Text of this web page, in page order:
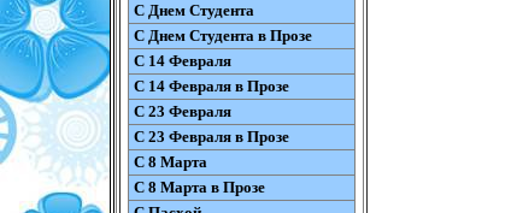
С Днем Студента
С Днем Студента в Прозе
С 14 Февраля
С 14 Февраля в Прозе
С 23 Февраля
С 23 Февраля в Прозе
С 8 Марта
С 8 Марта в Прозе